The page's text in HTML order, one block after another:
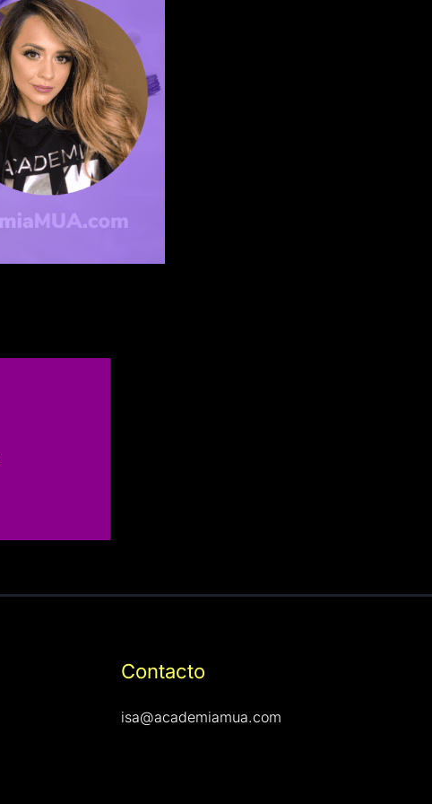
Contacto
isa@academiamua.com